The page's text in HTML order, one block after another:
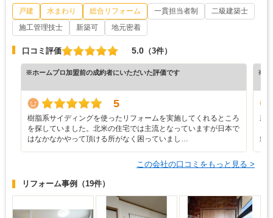
戸建 水まわり 総合リフォーム 一貫担当者制
二級建築士
施工管理技士
新築可 地元密着
口コミ評価 5.0 （3件）
※ホームプロ加盟前の成約者にいただいた評価です
5
樹脂系サイディングを使ったリフォームを実施してくれるところ
を探していました。北米の住宅では主流となっていますが日本で
はなかなかやって頂ける所がなく困っていまし…
※ホ
新
頼
この会社の口コミをもっと見る >
リフォーム事例 （19件）